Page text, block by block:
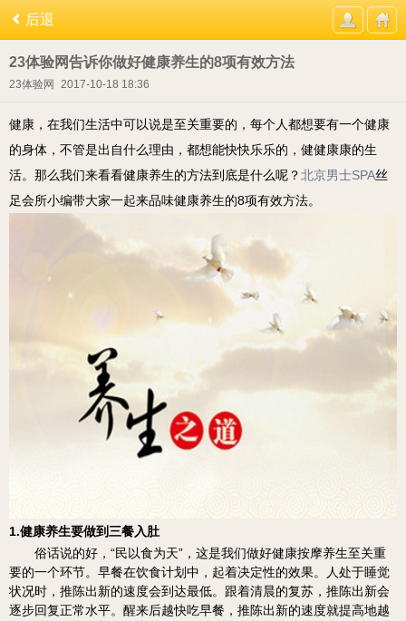
后退
23体验网告诉你做好健康养生的8项有效方法
23体验网 2017-10-18 18:36
健康，在我们生活中可以说是至关重要的，每个人都想要有一个健康
的身体，不管是出自什么理由，都想能快快乐乐的，健健康康的生
活。那么我们来看看健康养生的方法到底是什么呢？北京男士SPA丝
足会所小编带大家一起来品味健康养生的8项有效方法。
1.健康养生要做到三餐入肚
俗话说的好，“民以食为天”，这是我们做好健康按摩养生至关重
要的一个环节。早餐在饮食计划中，起着决定性的效果。人处于睡觉
状况时，推陈出新的速度会到达最低。跟着清晨的复苏，推陈出新会
逐步回复正常水平。醒来后越快吃早餐，推陈出新的速度就提高地越